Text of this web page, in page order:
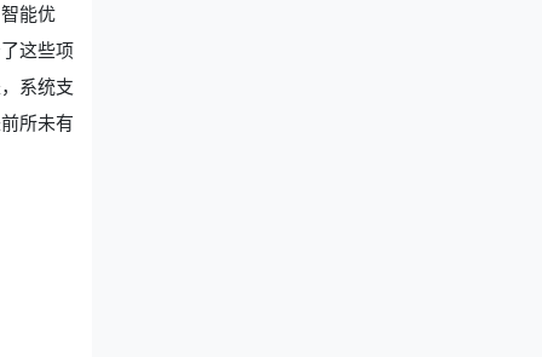
能优
这些项
系统支
所未有